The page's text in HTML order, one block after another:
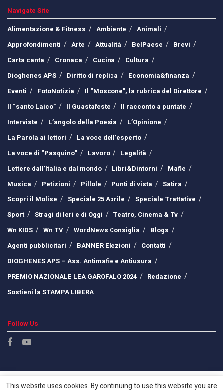
Navigate Site
Alimentazione & Fitness
Ambiente
Animali
Approfondimenti
Arte Attualità BelPaese
Brevi
Carta canta
Cronaca Cucina
Cultura
Dioghenes APS
Diritto di replica
Economia&finanza
Eventi
FotoNotizia
Il “Moscone”, la rubrica del Direttore
Il “santo Laico”
Il Guastafeste
Il racconto a puntate
Interviste
L’angolo della Poesia
L’Opinione
La Parola ai lettori
La voce dell’esperto
La voce di “Pasquino”
Lavoro
Legalità
Lettere dall’Italia e dal mondo
Libri&Dintorni
Mafie
Musica
Petizioni Pillole Punti di vista
Satira
Scopri il Molise
Speciale 25 Aprile
Speciale Trattative
Sport
Stragi di Ieri e di Oggi
Teatro, Cinema & Tv
Wn KIDS
Wn TV WordNews Consiglia
Blogs
Agenti pubblicitari
BANNER Elezioni
Contatti
DIOGHENES APS – Ass. Antimafie e Antiusura
PREMIO NAZIONALE LEA GAROFALO 2024
Redazione
Sostieni la STAMPA LIBERA
Follow Us
This website uses cookies. By continuing to use this website you are